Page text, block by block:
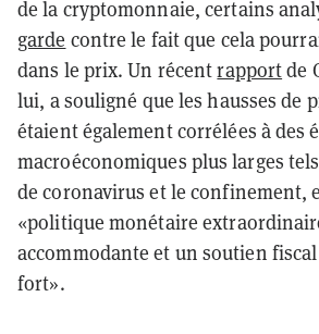
de la cryptomonnaie, certains
garde contre le fait que cela
dans le prix. Un récentrapportde
lui, a souligné que les hausses de
étaient également corrélées à des
macroéconomiques plus larges
de coronavirus et le confinement,
«politique monétaire
accommodante et un soutien
fort».